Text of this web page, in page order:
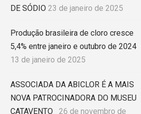
DE SÓDIO 23 de janeiro de 2025
Produção brasileira de cloro cresce
5,4% entre janeiro e outubro de 2024
13 de janeiro de 2025
ASSOCIADA DA ABICLOR É A MAIS
NOVA PATROCINADORA DO MUSEU
CATAVENTO
26 de novembro de